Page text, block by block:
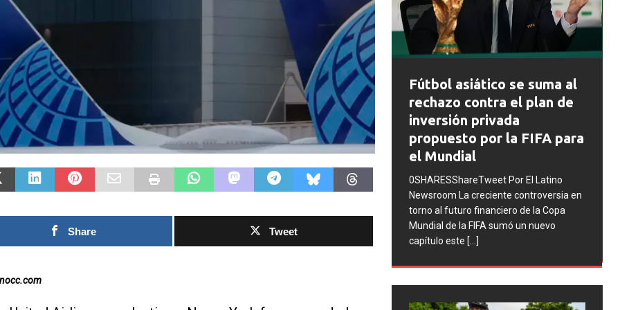
Share Tweet
Las Islas Malvinas y el
deporte: una historia de
identidad, memoria y
pasión nacional
0SHARESShareTweet Por El Latino
Newsroom El deporte ha sido, a lo largo
de la historia, mucho más que una
competencia entre equipos o atletas. En
[...]
Fútbol asiático se suma al
rechazo contra el plan de
inversión privada
propuesto por la FIFA para
el Mundial
0SHARESShareTweet Por El Latino
Newsroom La creciente controversia en
Mundial de la FIFA sumó un nuevo
FIFA abre expedientes
disciplinarios contra
Argentina tras los
incidentes en la final del
Mundial 2026
0SHARESShareTweet Por El Latino
Newsroom La FIFA inició una serie de
procesos disciplinarios contra la
Asociación del Fútbol Argentino (AFA),
cuatro integrantes de la selección